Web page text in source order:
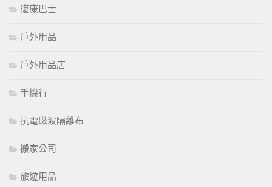
復康巴士
戶外用品
戶外用品店
手機行
抗電磁波隔離布
搬家公司
旅遊用品